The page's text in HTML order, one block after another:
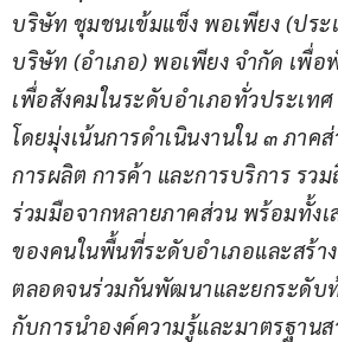
บริษัท ชุมชนเข้มแข็ง พอเพียง (ประ
บริษัท (อำเภอ) พอเพียง จำกัด เพื่
เพื่อสังคมในระดับอำเภอทั่วประเท
โดยมุ่งเน้นการดำเนินงานใน ๓ ภาค
การผลิต การค้า และการบริการ รว
ร่วมมือจากหลายภาคส่วน พร้อมทั้งเ
ของคนในพื้นที่ระดับอำเภอและสร้า
ตลอดจนร่วมกันพัฒนาและยกระดับ
กับการนำองค์ความรู้และมาตรฐาน